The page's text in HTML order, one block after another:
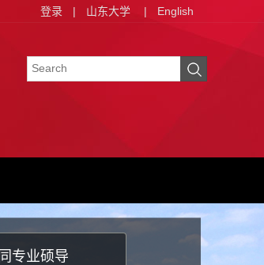
登录 | 山东大学 | English
同专业硕导